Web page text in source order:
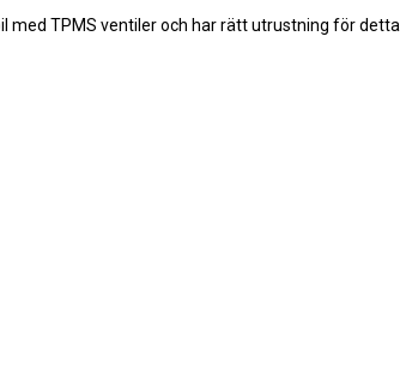
med TPMS ventiler och har rätt utrustning för detta.